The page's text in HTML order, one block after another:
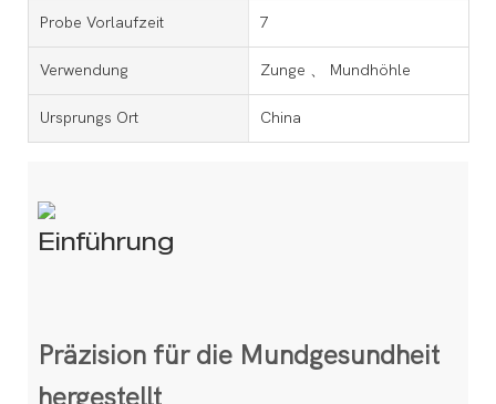
Probe Vorlaufzeit 7
Verwendung Zunge 、 Mundhöhle
Ursprungs Ort China
Einführung
Präzision für die Mundgesundheit
hergestellt